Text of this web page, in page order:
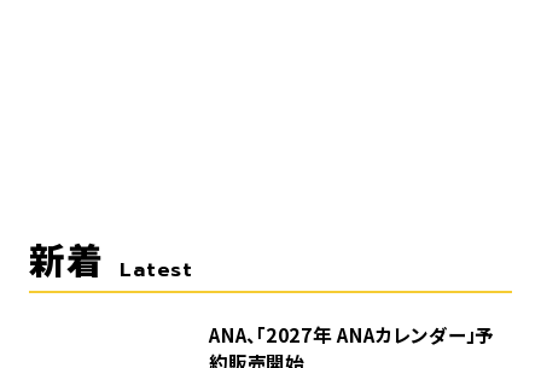
新着 Latest
ANA、「2027年 ANAカレンダー」予
約販売開始